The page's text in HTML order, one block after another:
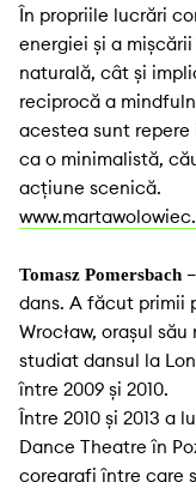
În propriile lucrări
energiei și a
naturală, cât și
reciprocă a
acestea sunt
ca o minimalistă,
acțiune scenică.
Tomasz Pomersbach
dans. A făcut primii
Wrocław, orașul
studiat dansul la
între 2009 și 2010.
Între 2010 și 2013 a
Dance Theatre în
coregrafi între care